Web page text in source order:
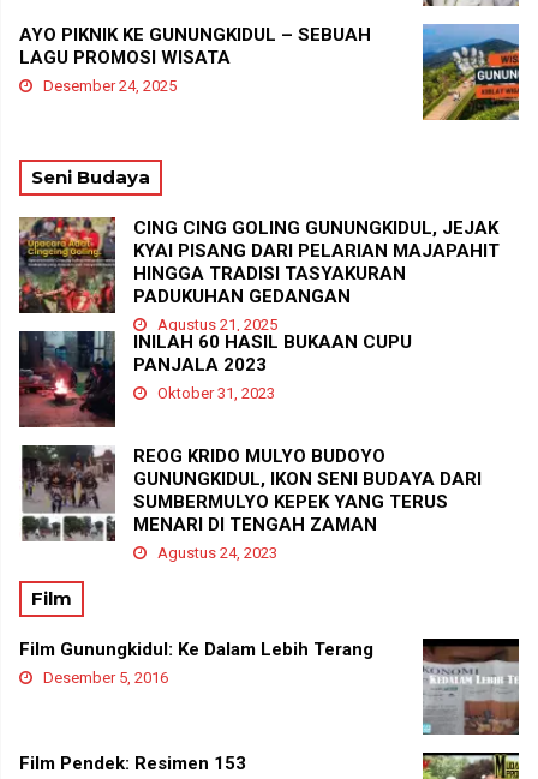
AYO PIKNIK KE GUNUNGKIDUL – SEBUAH
LAGU PROMOSI WISATA
Desember 24, 2025
Seni Budaya
CING CING GOLING GUNUNGKIDUL, JEJAK
KYAI PISANG DARI PELARIAN MAJAPAHIT
HINGGA TRADISI TASYAKURAN
PADUKUHAN GEDANGAN
Agustus 21, 2025
INILAH 60 HASIL BUKAAN CUPU
PANJALA 2023
Oktober 31, 2023
REOG KRIDO MULYO BUDOYO
GUNUNGKIDUL, IKON SENI BUDAYA DARI
SUMBERMULYO KEPEK YANG TERUS
MENARI DI TENGAH ZAMAN
Agustus 24, 2023
Film
Film Gunungkidul: Ke Dalam Lebih Terang
Desember 5, 2016
Film Pendek: Resimen 153